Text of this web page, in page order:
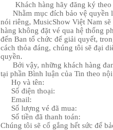
Khách hàng hãy đăng ký
Nhằm mục đích bảo vệ quyền
nói riêng, MusicShow Việt Nam
hàng không đặt vé qua hệ thống
đến Ban tổ chức để giải quyết,
cách thỏa đáng, chúng tôi sẽ đại
quyền.
Bởi vậy, những khách hàng
tại phần Bình luận của Tin theo
Họ và tên:
Số điện thoại:
Email:
Số lượng vé đã mua:
Số tiền đã thanh toán:
Chúng tôi sẽ cố gắng hết sức để